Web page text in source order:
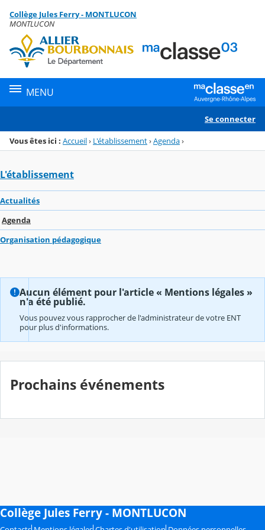
Menu de la rubrique
Contenu
Collège Jules Ferry - MONTLUCON
MONTLUCON
MENU
Se connecter
Vous êtes ici : Accueil› L'établissement›Agenda›
L'établissement
Actualités
Agenda
Organisation pédagogique
Aucun élément pour l'article « Mentions légales »
n'a été publié.
Vous pouvez vous rapprocher de l'administrateur de votre ENT
pour plus d'informations.
Prochains événements
Collège Jules Ferry - MONTLUCON